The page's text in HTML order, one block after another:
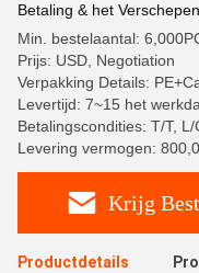
Betaling & het
Min. bestelaantal:
Prijs: USD, Negotiation
Verpakking Details:
Levertijd: 7~15 het
Betalingscondities: T/T,
Levering vermogen:
Krijg
Productdetails